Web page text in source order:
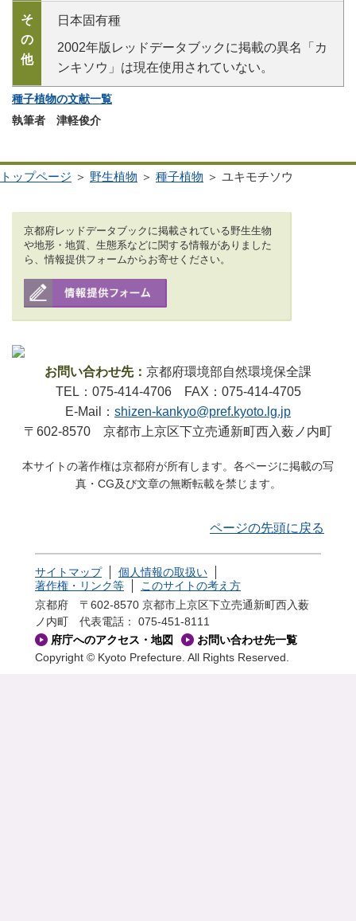
そ
の
他
日本固有種
2002年版レッドデータブックに掲載の異名「カ
ンキソウ」は現在使用されていない。
種子植物の文献一覧
執筆者 津軽俊介
トップページ ＞ 野生植物 ＞ 種子植物 ＞ ユキモチソウ
京都府レッドデータブックに掲載されている野生生物
や地形・地質、生態系などに関する情報がありました
ら、情報提供フォームからお寄せください。
お問い合わせ先： 京都府環境部自然環境保全課
TEL：075-414-4706 FAX：075-414-4705
E-Mail： shizen-kankyo@pref.kyoto.lg.jp
〒602-8570 京都市上京区下立売通新町西入薮ノ内町
本サイトの著作権は京都府が所有します。各ページに掲載の写
真・CG及び文章の無断転載を禁じます。
ページの先頭に戻る
サイトマップ
個人情報の取扱い
著作権・リンク等
このサイトの考え方
京都府 〒602-8570 京都市上京区下立売通新町西入薮
ノ内町
代表電話： 075-451-8111
府庁へのアクセス・地図
お問い合わせ先一覧
Copyright © Kyoto Prefecture. All Rights Reserved.